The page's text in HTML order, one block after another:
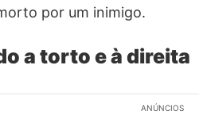
por um inimigo.
a torto e à direita
ANÚNCIOS